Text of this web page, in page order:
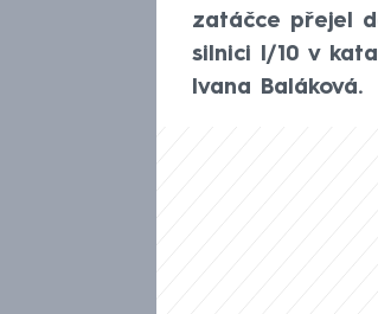
zatáčce přejel
silnici I/10 v
Ivana Baláková.